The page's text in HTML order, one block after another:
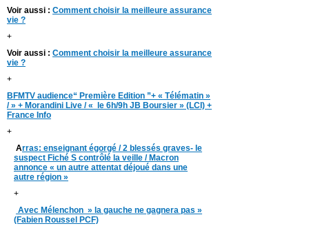
Voir aussi : Comment choisir la meilleure assurance
vie ?
+
Voir aussi : Comment choisir la meilleure assurance
vie ?
+
BFMTV audience“ Première Edition ”+ « Télématin »
/ » + Morandini Live / « le 6h/9h JB Boursier » (LCI) +
France Info
+
Arras: enseignant égorgé / 2 blessés graves- le
suspect Fiché S contrôlé la veille / Macron
annonce « un autre attentat déjoué dans une
autre région »
+
Avec Mélenchon » la gauche ne gagnera pas »
(Fabien Roussel PCF)